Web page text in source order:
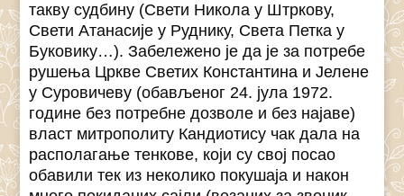
такву судбину (Свети Никола у Штркову,
Свети Атанасије у Руднику, Света Петка у
Буковику…). Забележено је да је за потребе
рушења Цркве Светих Константина и Јелене
у Суровичеву (обављеног 24. јула 1972.
године без потребне дозволе и без најаве)
власт митрополиту Кандиотису чак дала на
располагање тенкове, који су свој посао
обавили тек из неколико покушаја и након